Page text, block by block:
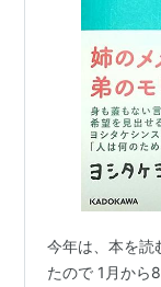
今年は、本を読
たので 1月から